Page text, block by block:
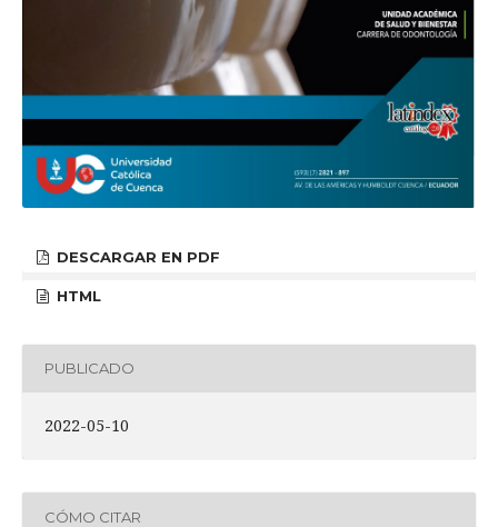
DESCARGAR EN PDF
HTML
PUBLICADO
2022-05-10
CÓMO CITAR